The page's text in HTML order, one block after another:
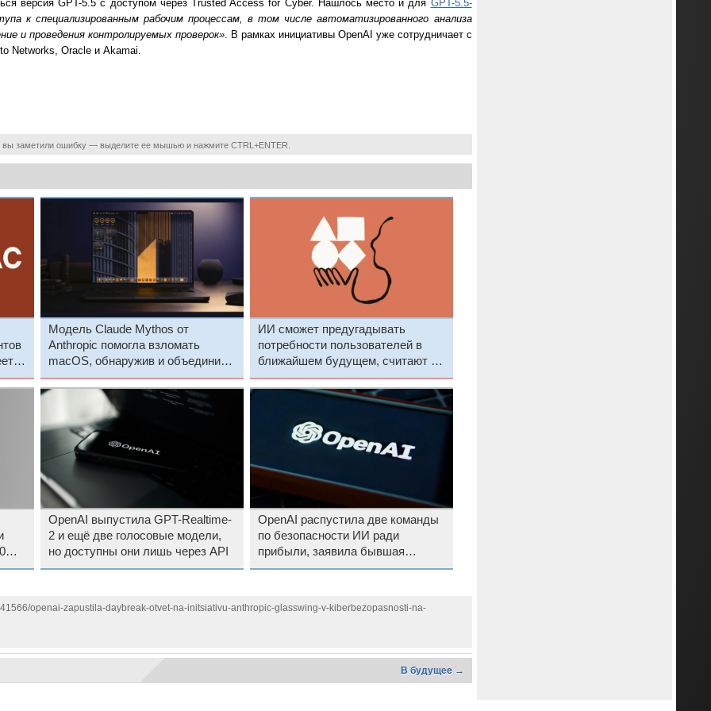
версия GPT-5.5 с доступом через Trusted Access for Cyber. Нашлось место и для GPT-5.5-
к специализированным рабочим процессам, в том числе автоматизированного анализа
и проведения контролируемых проверок». В рамках инициативы OpenAI уже сотрудничает с
Networks, Oracle и Akamai.
вы заметили ошибку — выделите ее мышью и нажмите CTRL+ENTER.
Модель Claude Mythos от
Anthropic помогла взломать
macOS, обнаружив и объединив
две уязвимости
ИИ сможет предугадывать
потребности пользователей в
ближайшем будущем, считают в
Anthropic
OpenAI выпустила GPT-Realtime-
2 и ещё две голосовые модели,
но доступны они лишь через API
OpenAI распустила две команды
по безопасности ИИ ради
прибыли, заявила бывшая
сотрудница стартапа
openai-zapustila-daybreak-otvet-na-initsiativu-anthropic-glasswing-v-kiberbezopasnosti-na-
В будущее →